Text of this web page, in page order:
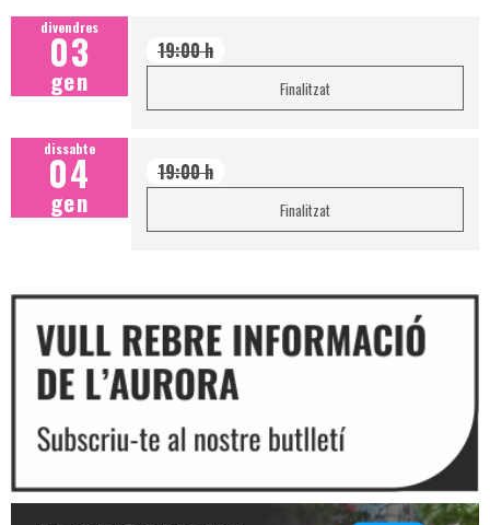
divendres
03
gen
19:00 h
Finalitzat
dissabte
04
gen
19:00 h
Finalitzat